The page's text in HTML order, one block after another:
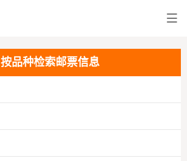
按品种检索邮票信息